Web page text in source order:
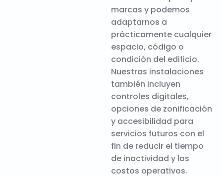
marcas y podemos
adaptarnos a
prácticamente cualquier
espacio, código o
condición del edificio.
Nuestras instalaciones
también incluyen
controles digitales,
opciones de zonificación
y accesibilidad para
servicios futuros con el
fin de reducir el tiempo
de inactividad y los
costos operativos.